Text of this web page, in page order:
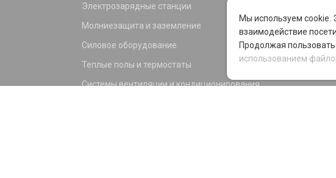
Электрозарядные станции
Молниезащита и заземление
Силовое оборудование
Теплые полы и термостаты
Системы вентиляции и кондиционирования
Мы используем cookie.
взаимодействие
Продолжая
использованием